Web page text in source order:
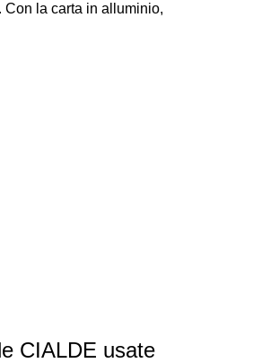
la carta in alluminio,
CIALDE usate